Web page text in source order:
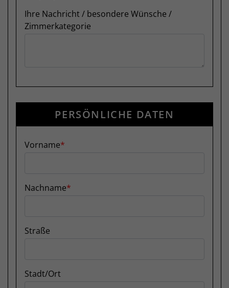
Ihre Nachricht / besondere Wünsche /
Zimmerkategorie
PERSÖNLICHE DATEN
Vorname
Nachname
Straße
Stadt/Ort